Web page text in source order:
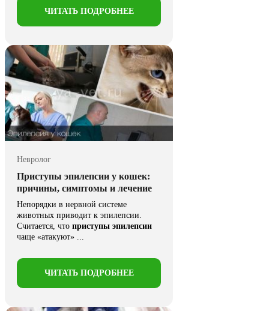
ЧИТАТЬ ПОДРОБНЕЕ
Невролог
Приступы эпилепсии у кошек:
причины, симптомы и лечение
Непорядки в нервной системе
животных приводит к эпилепсии.
Считается, что приступы эпилепсии
чаще «атакуют» ...
ЧИТАТЬ ПОДРОБНЕЕ